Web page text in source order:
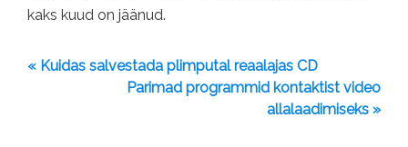
kaks kuud on jäänud.
« Kuidas salvestada plimputal reaalajas CD
Parimad programmid kontaktist video
allalaadimiseks »